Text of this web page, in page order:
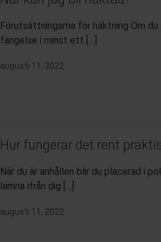
Förutsättningarna för häktning Om
fängelse i minst ett […]
augusti 11, 2022
Hur fungerar det rent
När du är anhållen blir du placerad i
lämna ifrån dig […]
augusti 11, 2022